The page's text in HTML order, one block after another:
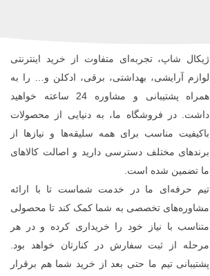
ژیکال شاپ، تجربه‌ای متفاوت از خرید اینترنتی
لوازم آرایشی، بهداشتی، برقی، ادکلن و… را به
همراه پشتیبانی و مشاوره 24 ساعته خواهید
داشت. در فروشگاه ما، به دنیایی از محصولات
باکیفیت مناسب برای همه سلیقه‌ها و نیازها از
برندهای مختلف دسترسی دارید و اصالت کالاهای
ما تضمین شده است.
تیم حرفه‌ای ما در خدمت شماست تا با ارائه
مشاوره‌های تخصصی به شما کمک کند تا محصولی
متناسب با نیاز خود را خریداری کرده و در هر
مرحله از ثبت سفارش در کنارتان خواهد بود.
پشتیبانی تیم ما حتی بعد از خرید شما هم برقرار